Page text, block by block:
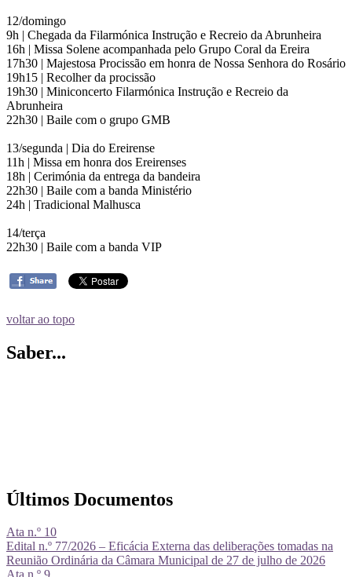
12/domingo
9h | Chegada da Filarmónica Instrução e Recreio da Abrunheira
16h | Missa Solene acompanhada pelo Grupo Coral da Ereira
17h30 | Majestosa Procissão em honra de Nossa Senhora do Rosário
19h15 | Recolher da procissão
19h30 | Miniconcerto Filarmónica Instrução e Recreio da
Abrunheira
22h30 | Baile com o grupo GMB
13/segunda | Dia do Ereirense
11h | Missa em honra dos Ereirenses
18h | Cerimónia da entrega da bandeira
22h30 | Baile com a banda Ministério
24h | Tradicional Malhusca
14/terça
22h30 | Baile com a banda VIP
voltar ao topo
Saber...
Últimos Documentos
Ata n.º 10
Edital n.º 77/2026 – Eficácia Externa das deliberações tomadas na
Reunião Ordinária da Câmara Municipal de 27 de julho de 2026